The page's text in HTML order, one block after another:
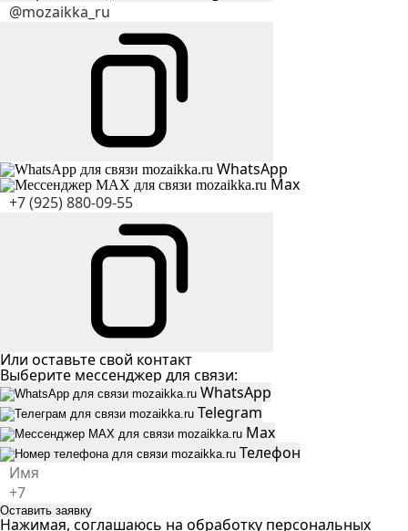
WhatsApp
Max
Или оставьте свой контакт
Выберите мессенджер для связи:
WhatsApp
Telegram
Max
Телефон
Оставить заявку
Нажимая, соглашаюсь на обработку персональных